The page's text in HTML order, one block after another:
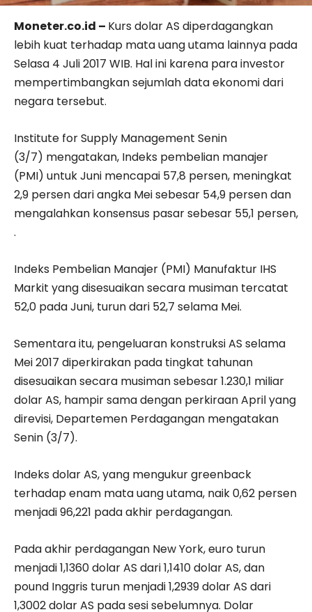
Moneter.co.id – Kurs dolar AS diperdagangkan
lebih kuat terhadap mata uang utama lainnya pada
Selasa 4 Juli 2017 WIB. Hal ini karena para investor
mempertimbangkan sejumlah data ekonomi dari
negara tersebut.
Institute for Supply Management Senin
(3/7) mengatakan, Indeks pembelian manajer
(PMI) untuk Juni mencapai 57,8 persen, meningkat
2,9 persen dari angka Mei sebesar 54,9 persen dan
mengalahkan konsensus pasar sebesar 55,1 persen,
.
Indeks Pembelian Manajer (PMI) Manufaktur IHS
Markit yang disesuaikan secara musiman tercatat
52,0 pada Juni, turun dari 52,7 selama Mei.
Sementara itu, pengeluaran konstruksi AS selama
Mei 2017 diperkirakan pada tingkat tahunan
disesuaikan secara musiman sebesar 1.230,1 miliar
dolar AS, hampir sama dengan perkiraan April yang
direvisi, Departemen Perdagangan mengatakan
Senin (3/7).
Indeks dolar AS, yang mengukur greenback
terhadap enam mata uang utama, naik 0,62 persen
menjadi 96,221 pada akhir perdagangan.
Pada akhir perdagangan New York, euro turun
menjadi 1,1360 dolar AS dari 1,1410 dolar AS, dan
pound Inggris turun menjadi 1,2939 dolar AS dari
1,3002 dolar AS pada sesi sebelumnya. Dolar